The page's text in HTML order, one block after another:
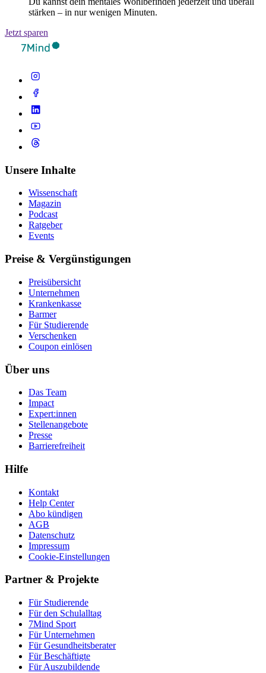
stärken – in nur wenigen Minuten.
Jetzt sparen
Unsere Inhalte
Wissenschaft
Magazin
Podcast
Ratgeber
Events
Preise & Vergünstigungen
Preisübersicht
Unternehmen
Krankenkasse
Barmer
Für Studierende
Ver­schen­ken
Coupon einlösen
Über uns
Das Team
Impact
Expert:innen
Stellenangebote
Presse
Barrierefreiheit
Hilfe
Kontakt
Help Center
Abo kündigen
AGB
Datenschutz
Impressum
Cookie-Einstellungen
Partner & Projekte
Für Stu­die­rende
Für den Schulalltag
7Mind Sport
Für Unter­neh­men
Für Gesund­heits­be­ra­ter
Für Beschäftigte
Für Auszubildende